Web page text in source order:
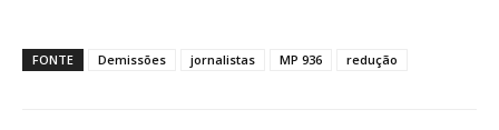
FONTE Demissões jornalistas MP 936 redução